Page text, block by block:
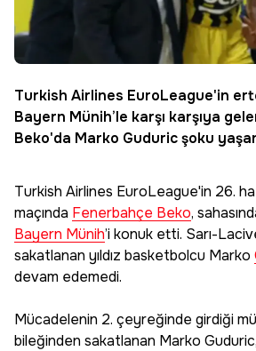
Turkish Airlines EuroLeague'in
Bayern Münih’le karşı karşıya
Beko'da Marko Guduricşoku
Turkish Airlines EuroLeague'in 26.
maçında Fenerbahçe Beko,
Bayern Münih’i konuk etti. Sarı-
sakatlanan yıldız basketbolcu Marko
devam edemedi.
Mücadelenin 2. çeyreğinde girdiği
bileğinden sakatlanan Marko